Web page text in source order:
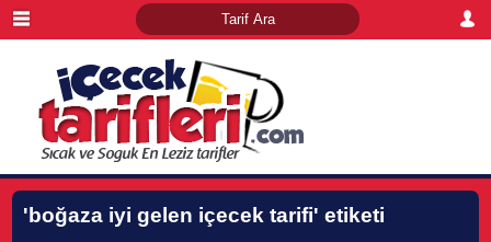
'boğaza iyi gelen içecek tarifi' etiketi